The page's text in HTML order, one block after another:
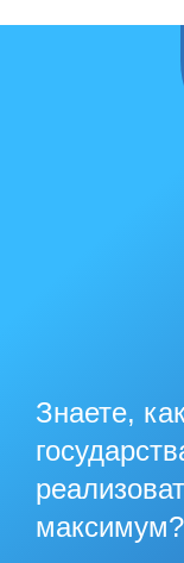
Знаете,
максимум?